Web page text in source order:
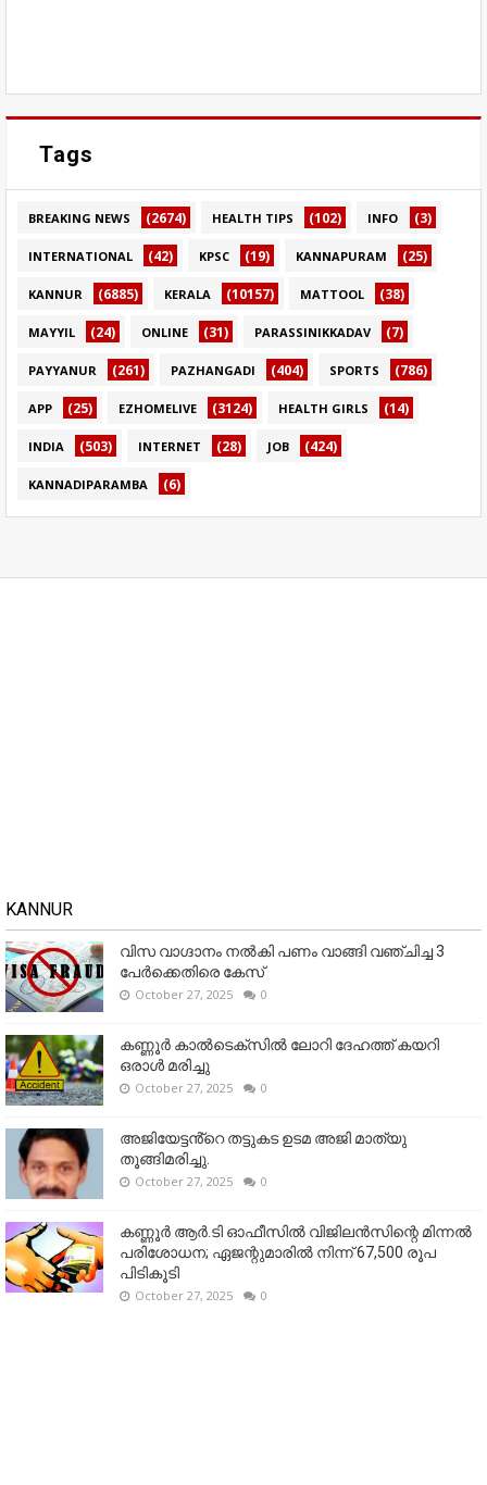
Tags
BREAKING NEWS (2674) HEALTH TIPS (102) INFO (3)
INTERNATIONAL (42) KPSC (19) KANNAPURAM (25)
KANNUR (6885) KERALA (10157) MATTOOL (38)
MAYYIL (24) ONLINE (31) PARASSINIKKADAV (7)
PAYYANUR (261) PAZHANGADI (404) SPORTS (786)
APP (25) EZHOMELIVE (3124) HEALTH GIRLS (14)
INDIA (503) INTERNET (28) JOB (424)
KANNADIPARAMBA (6)
KANNUR
വിസ വാഗ്ദാനം നൽകി പണം വാങ്ങി വഞ്ചിച്ച 3
പേർക്കെതിരെ കേസ്
October 27, 2025 0
കണ്ണൂര്‍ കാല്‍ടെക്‌സില്‍ ലോറി ദേഹത്ത് കയറി
ഒരാള്‍ മരിച്ചു
October 27, 2025 0
അജിയേട്ടൻ്റെ തട്ടുകട ഉടമ അജി മാത്യു
തൂങ്ങിമരിച്ചു.
October 27, 2025 0
കണ്ണൂര്‍ ആര്‍.ടി ഓഫീസില്‍ വിജിലൻസിന്റെ മിന്നല്‍
പരിശോധന; ഏജന്റുമാരില്‍ നിന്ന് 67,500 രൂപ
പിടികൂടി
October 27, 2025 0